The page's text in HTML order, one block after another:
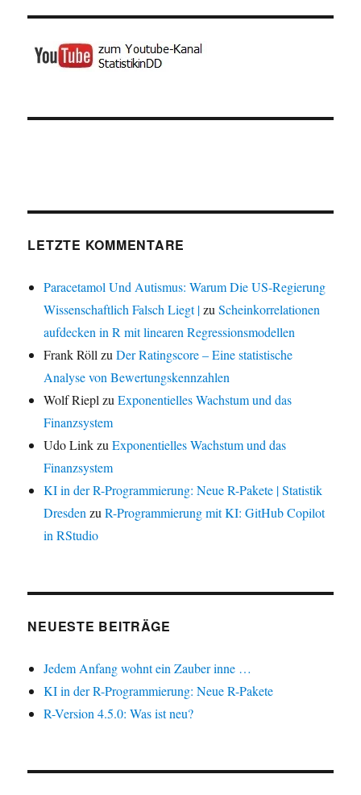
LETZTE KOMMENTARE
Paracetamol Und Autismus: Warum Die US-Regierung
Wissenschaftlich Falsch Liegt |zuScheinkorrelationen
aufdecken in R mit linearen Regressionsmodellen
Frank Röll zuDer Ratingscore – Eine statistische
Analyse von Bewertungskennzahlen
Wolf Riepl zuExponentielles Wachstum und das
Finanzsystem
Udo LinkzuExponentielles Wachstum und das
Finanzsystem
KI in der R-Programmierung: Neue R-Pakete | Statistik
Dresden zuR-Programmierung mit KI: GitHub Copilot
in RStudio
NEUESTE BEITRÄGE
Jedem Anfang wohnt ein Zauber inne …
KI in der R-Programmierung: Neue R-Pakete
R-Version 4.5.0: Was ist neu?